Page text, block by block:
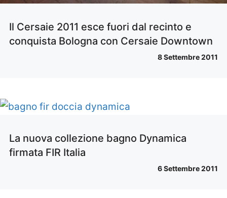
Il Cersaie 2011 esce fuori dal recinto e
conquista Bologna con Cersaie Downtown
8 Settembre 2011
La nuova collezione bagno Dynamica
firmata FIR Italia
6 Settembre 2011